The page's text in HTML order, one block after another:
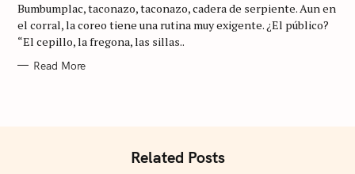
O
R
I
E
Bumbumplac, taconazo, taconazo, cadera de serpiente. Aun en
el corral, la coreo tiene una rutina muy exigente. ¿El público?
“El cepillo, la fregona, las sillas..
Read More
Related Posts
: